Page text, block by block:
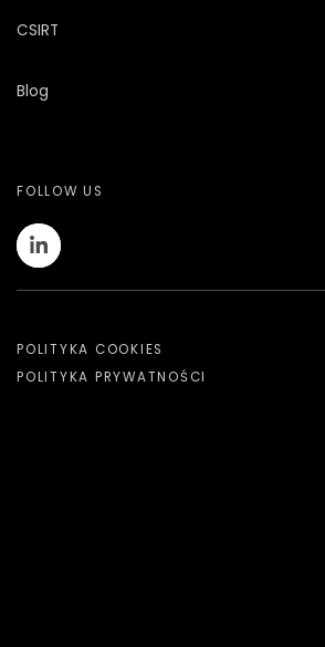
CSIRT
Blog
FOLLOW US
POLITYKA COOKIES
POLITYKA PRYWATNOŚCI